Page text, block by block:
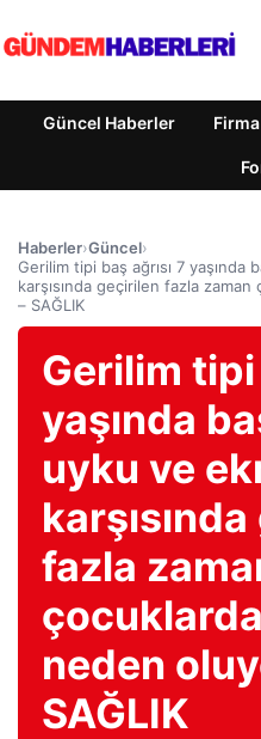
Güncel Haberler
Haberler›Güncel›
Gerilim tipi baş ağrısı 7 yaşında
karşısında geçirilen fazla
– SAĞLIK
Gerilim tipi
yaşında
uyku ve
fazla
neden
SAĞLIK